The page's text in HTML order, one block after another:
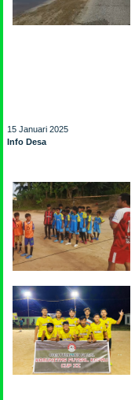
15 Januari 2025
Info Desa